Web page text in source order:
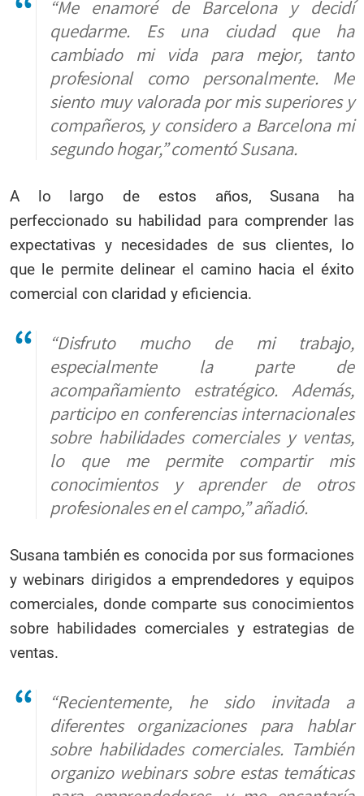
“Me enamoré de Barcelona y decidí
quedarme. Es una ciudad que ha
cambiado mi vida para mejor, tanto
profesional como personalmente. Me
siento muy valorada por mis superiores y
compañeros, y considero a Barcelona mi
segundo hogar,” comentó Susana.
A lo largo de estos años, Susana ha
perfeccionado su habilidad para comprender las
expectativas y necesidades de sus clientes, lo
que le permite delinear el camino hacia el éxito
comercial con claridad y eficiencia.
“Disfruto mucho de mi trabajo,
especialmente la parte de
acompañamiento estratégico. Además,
participo en conferencias internacionales
sobre habilidades comerciales y ventas,
lo que me permite compartir mis
conocimientos y aprender de otros
profesionales en el campo,” añadió.
Susana también es conocida por sus formaciones
y webinars dirigidos a emprendedores y equipos
comerciales, donde comparte sus conocimientos
sobre habilidades comerciales y estrategias de
ventas.
“Recientemente, he sido invitada a
diferentes organizaciones para hablar
sobre habilidades comerciales. También
organizo webinars sobre estas temáticas